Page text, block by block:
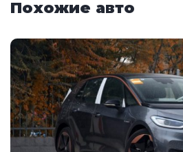
Похожие авто